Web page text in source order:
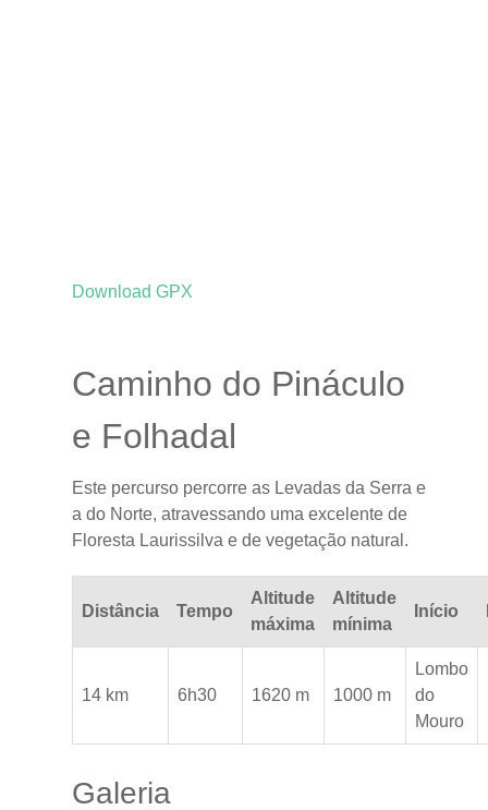
Download GPX
Caminho do Pináculo
e Folhadal
Este percurso percorre as Levadas da Serra e
a do Norte, atravessando uma excelente de
Floresta Laurissilva e de vegetação natural.
Distância Tempo
Altitude
máxima
Altitude
mínima
Início
14 km 6h30 1620 m 1000 m
Lombo
do
Mouro
Galeria